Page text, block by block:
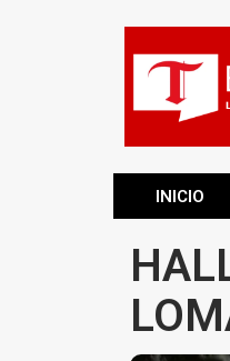
INICIO